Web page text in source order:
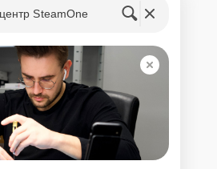
SteamOne